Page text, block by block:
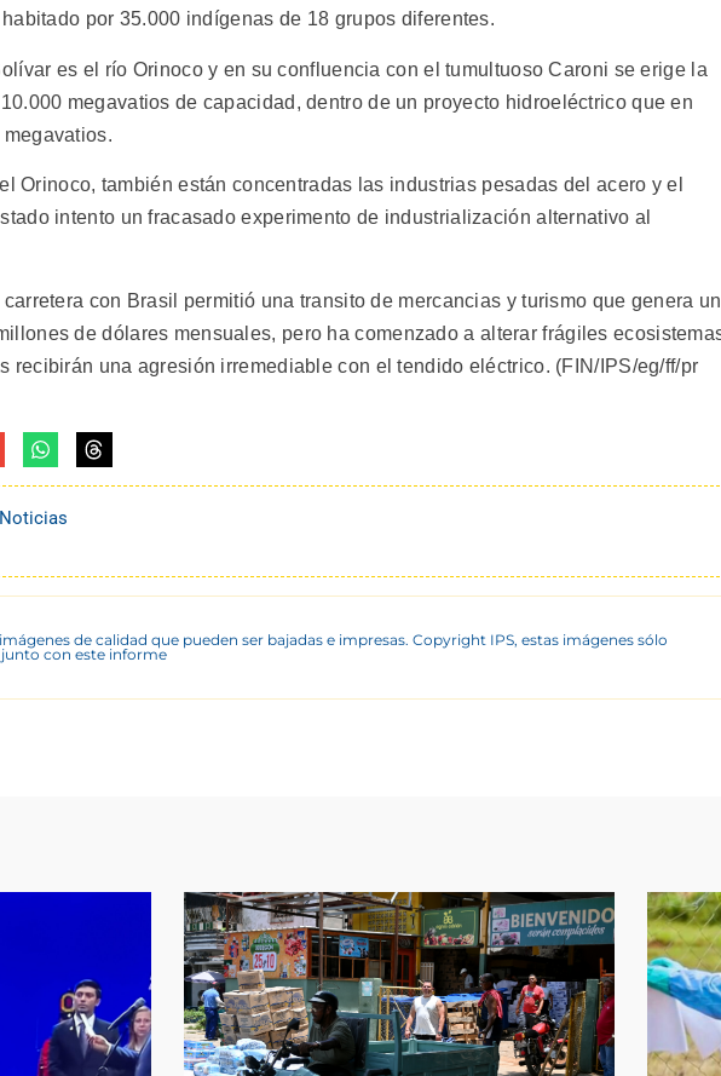
por 35.000 indígenas de 18 grupos diferentes.
es el río Orinoco y en su confluencia con el tumultuoso Caroni se erige la
megavatios de capacidad, dentro de un proyecto hidroeléctrico que en
Orinoco, también están concentradas las industrias pesadas del acero y el
intento un fracasado experimento de industrialización alternativo al
con Brasil permitió una transito de mercancias y turismo que genera un
de dólares mensuales, pero ha comenzado a alterar frágiles
recibirán una agresión irremediable con el tendido eléctrico. (FIN/IPS/eg/ff/pr
de calidad que pueden ser bajadas e impresas. Copyright IPS, estas imágenes sólo
con este informe